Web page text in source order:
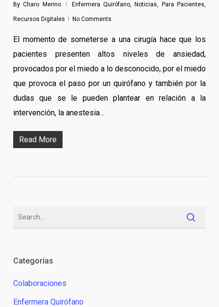
By Charo Merino Enfermera Quirófano, Noticias, Para Pacientes,
Recursos Digitales No Comments
El momento de someterse a una cirugía hace que los
pacientes presenten altos niveles de ansiedad,
provocados por el miedo a lo desconocido, por el miedo
que provoca el paso por un quirófano y también por la
dudas que se le pueden plantear en relación a la
intervención, la anestesia…
Read More
Categorías
Colaboraciones
Enfermera Quirófano